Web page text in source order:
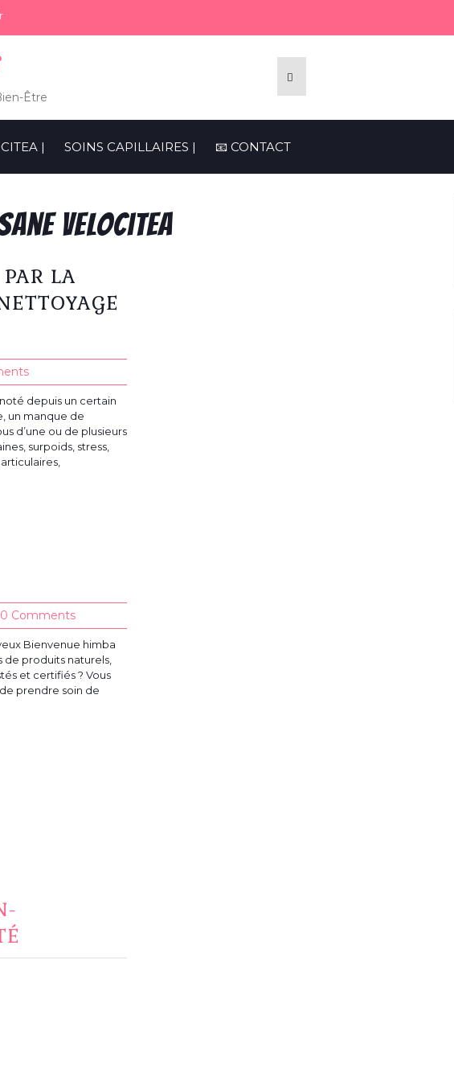
Être
| SOINS CAPILLAIRES | 📧 CONTACT
velocitea
LA
depuis un certain
un manque de
d’une ou de plusieurs
surpoids, stress,
0 Comments
Bienvenue himba
produits naturels,
et certifiés ? Vous
prendre soin de